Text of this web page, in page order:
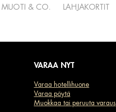
MUOTI & CO. LAHJAKORTIT
VARAA NYT
Varaa hotellihuone
Varaa pöytä
Muokkaa tai peruuta varaus